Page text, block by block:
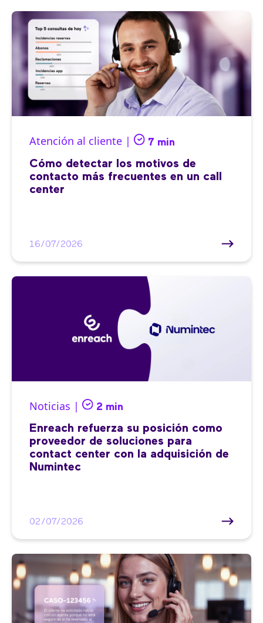
Atención al cliente | 7 min
Cómo detectar los motivos de
contacto más frecuentes en un call
center
16/07/2026
Noticias | 2 min
Enreach refuerza su posición como
proveedor de soluciones para
contact center con la adquisición de
Numintec
02/07/2026